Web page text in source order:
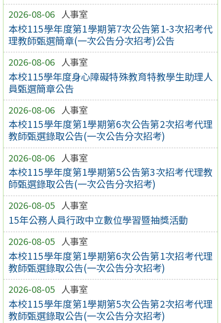
2026-08-06 人事室
本校115學年度第1學期第7次公告第1-3次招考代
理教師甄選簡章(一次公告分次招考)公告
2026-08-06 人事室
本校115學年度身心障礙特殊教育特教學生助理人
員甄選簡章公告
2026-08-06 人事室
本校115學年度第1學期第6次公告第2次招考代理
教師甄選錄取公告(一次公告分次招考)
2026-08-06 人事室
本校115學年度第1學期第5公告第3次招考代理教
師甄選錄取公告(一次公告分次招考)
2026-08-05 人事室
15年公務人員行政中立數位學習暨抽獎活動
2026-08-05 人事室
本校115學年度第1學期第6次公告第1次招考代理
教師甄選錄取公告(一次公告分次招考)
2026-08-05 人事室
本校115學年度第1學期第5次公告第2次招考代理
教師甄選錄取公告(一次公告分次招考)